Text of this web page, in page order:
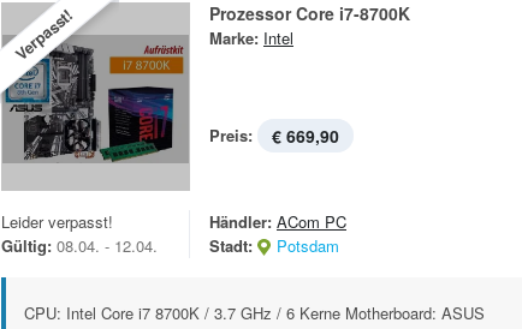
Verpasst! Prozessor Core i7-8700K
Marke: Intel
Preis: € 669,90
Leider verpasst!
Gültig: 08.04. - 12.04.
Händler: ACom PC
Stadt:
Potsdam
CPU: Intel Core i7 8700K / 3.7 GHz / 6 Kerne Motherboard: ASUS